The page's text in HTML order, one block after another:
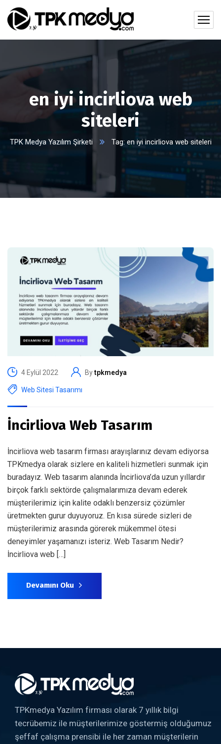
en iyi incirliova web
siteleri
TPK Medya Yazılım Şirketi Tag: en iyi incirliova web siteleri
4 Eylül 2022 Bytpkmedya
Web Sitesi Tasarımı
İncirliova Web Tasarım
İncirliova web tasarım firması arayışlarınız devam ediyorsa
TPKmedya olarak sizlere en kaliteli hizmetleri sunmak için
buradayız. Web tasarım alanında İncirliova’da uzun yıllardır
birçok farklı sektörde çalışmalarımıza devam ederek
müşterilerimiz için kalite odaklı benzersiz çözümler
üretmekten gurur duyuyoruz. En kısa sürede sizleri de
müşterilerimiz arasında görerek mükemmel ötesi
deneyimler yaşamanızı isteriz. Web Tasarım Nedir?
İncirliova web […]
Devamını Oku
TPKmedya Yazılım firması olarak 7 yıllık bilgi
tecrübemiz ile müşterilerimize göstermiş olduğumuz
şeffaf çalışma prensibi ile her zaman müşterilerin